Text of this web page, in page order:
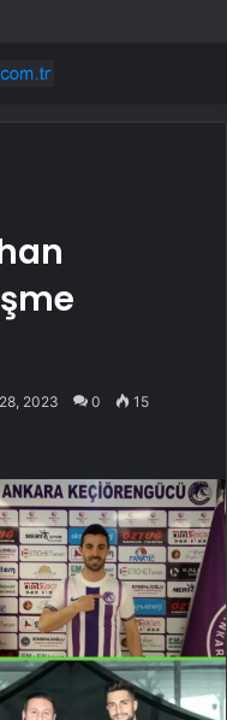
2023 0 15